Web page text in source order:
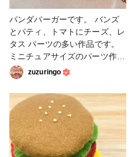
パンダバーガーです。 バンズ
とパティ、トマトにチーズ、レ
タス パーツの多い作品です。
ミニチュアサイズのパーツ作り
は細かい作業ではあるものの、
楽しいです。 積み上げていく
と見事にハンバーガー！ 美味
しそうです。 #粘土 #ハンバ
ーガー #フェイクフード
zuzuringo